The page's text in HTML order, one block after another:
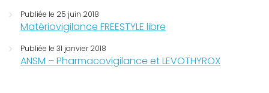
Publiée le 25 juin 2018
Matériovigilance FREESTYLE libre
Publiée le 31 janvier 2018
ANSM – Pharmacovigilance et LEVOTHYROX